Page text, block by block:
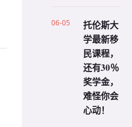
06-05
托伦斯大
学最新移
民课程，
还有30％
奖学金，
难怪你会
心动！